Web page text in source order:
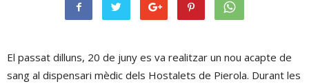
El passat dilluns, 20 de juny es va realitzar un nou acapte de
sang al dispensari mèdic dels Hostalets de Pierola. Durant les